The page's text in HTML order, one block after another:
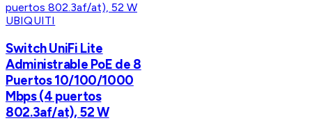
UBIQUITI
Switch UniFi Lite
Administrable PoE de 8
Puertos 10/100/1000
Mbps (4 puertos
802.3af/at), 52 W